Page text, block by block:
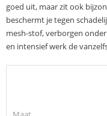
goed uit, maar zit ook
beschermt je tegen
mesh-stof, verborgen
en intensief werk de